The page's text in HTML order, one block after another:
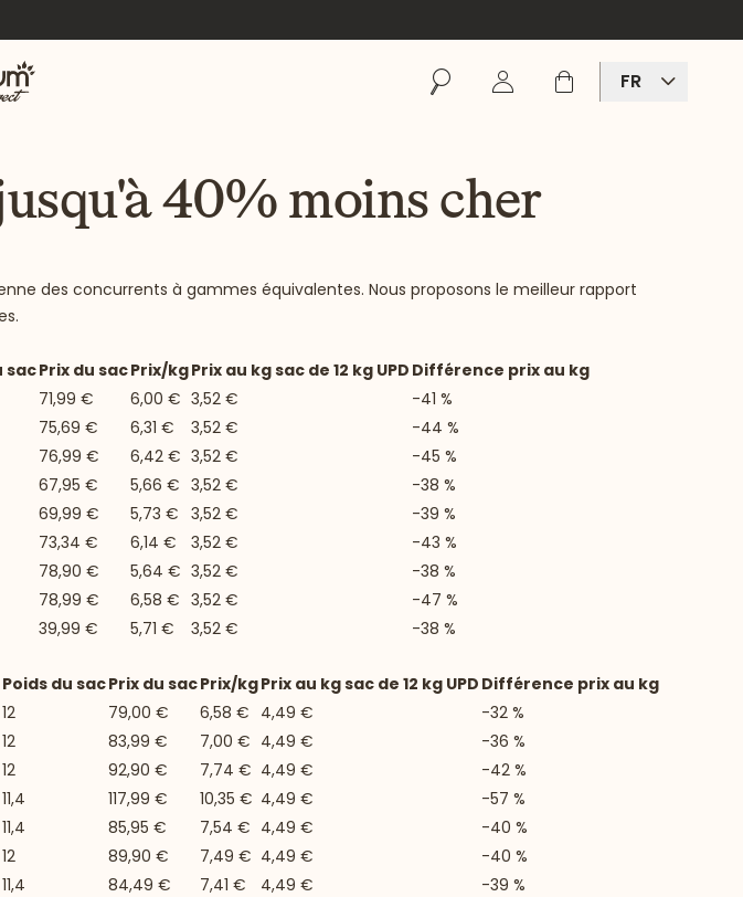
RechercherSe connecter
Panier FR
40% moins cher
des concurrents à gammes équivalentes. Nous proposons le meilleur rapport
sacPrix du sacPrix/kgPrix au kg sac de 12 kg UPD Différence prix au kg
71,99 € 6,00 € 3,52 €
-41 %
75,69 € 6,31 € 3,52 €
-44 %
76,99 € 6,42 € 3,52 €
-45 %
67,95 € 5,66 € 3,52 €
-38 %
69,99 € 5,73 € 3,52 €
-39 %
73,34 € 6,14 € 3,52 €
-43 %
78,90 € 5,64 € 3,52 €
-38 %
78,99 € 6,58 € 3,52 €
-47 %
39,99 € 5,71 € 3,52 €
-38 %
Poids du sacPrix du sacPrix/kgPrix au kg sac de 12 kg UPD Différence prix au kg
12 79,00 € 6,58 € 4,49 €
-32 %
12 83,99 € 7,00 € 4,49 €
-36 %
12 92,90 € 7,74 € 4,49 €
-42 %
11,4 117,99 € 10,35 € 4,49 €
-57 %
11,4 85,95 € 7,54 € 4,49 €
-40 %
12 89,90 € 7,49 € 4,49 €
-40 %
11,4 84,49 € 7,41 € 4,49 €
-39 %